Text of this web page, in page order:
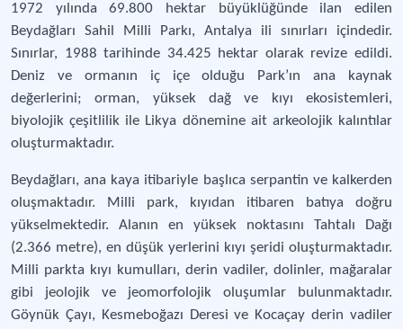
1972 yılında 69.800 hektar büyüklüğünde ilan edilen
Beydağları Sahil Milli Parkı, Antalya ili sınırları içindedir.
Sınırlar, 1988 tarihinde 34.425 hektar olarak revize edildi.
Deniz ve ormanın iç içe olduğu Park’ın ana kaynak
değerlerini; orman, yüksek dağ ve kıyı ekosistemleri,
biyolojik çeşitlilik ile Likya dönemine ait arkeolojik kalıntılar
oluşturmaktadır.
Beydağları, ana kaya itibariyle başlıca serpantin ve kalkerden
oluşmaktadır. Milli park, kıyıdan itibaren batıya doğru
yükselmektedir. Alanın en yüksek noktasını Tahtalı Dağı
(2.366 metre), en düşük yerlerini kıyı şeridi oluşturmaktadır.
Milli parkta kıyı kumulları, derin vadiler, dolinler, mağaralar
gibi jeolojik ve jeomorfolojik oluşumlar bulunmaktadır.
Göynük Çayı, Kesmeboğazı Deresi ve Kocaçay derin vadiler